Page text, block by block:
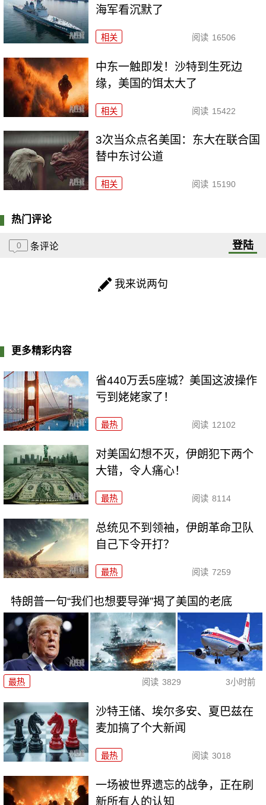
海军看沉默了
相关 阅读 16506
中东一触即发！沙特到生死边
缘，美国的饵太大了
相关 阅读 15422
3次当众点名美国：东大在联合国
替中东讨公道
相关 阅读 15190
热门评论
0 条评论 登陆
我来说两句
更多精彩内容
省440万丢5座城？美国这波操作
亏到姥姥家了！
最热 阅读 12102
对美国幻想不灭，伊朗犯下两个
大错，令人痛心！
最热 阅读 8114
总统见不到领袖，伊朗革命卫队
自己下令开打？
最热 阅读 7259
特朗普一句“我们也想要导弹”揭了美国的老底
最热 阅读 3829 3小时前
沙特王储、埃尔多安、夏巴兹在
麦加搞了个大新闻
最热 阅读 3018
一场被世界遗忘的战争，正在刷
新所有人的认知